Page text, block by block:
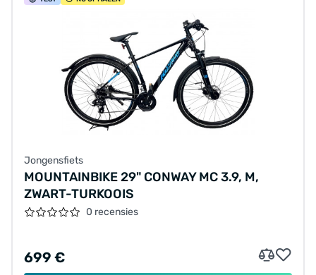
Jongensfiets
MOUNTAINBIKE 29" CONWAY MC 3.9, M,
ZWART-TURKOOIS
0 recensies
699 €